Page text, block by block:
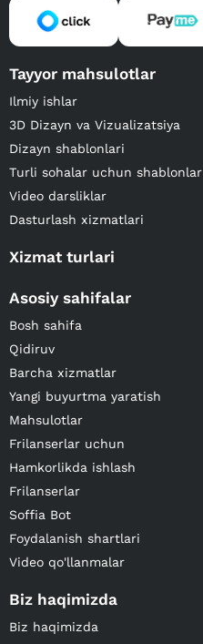
Tayyor mahsulotlar
Ilmiy ishlar
3D Dizayn va Vizualizatsiya
Dizayn shablonlari
Turli sohalar uchun shablonlar
Video darsliklar
Dasturlash xizmatlari
Xizmat turlari
Asosiy sahifalar
Bosh sahifa
Qidiruv
Barcha xizmatlar
Yangi buyurtma yaratish
Mahsulotlar
Frilanserlar uchun
Hamkorlikda ishlash
Frilanserlar
Soffia Bot
Foydalanish shartlari
Video qo'llanmalar
Biz haqimizda
Biz haqimizda